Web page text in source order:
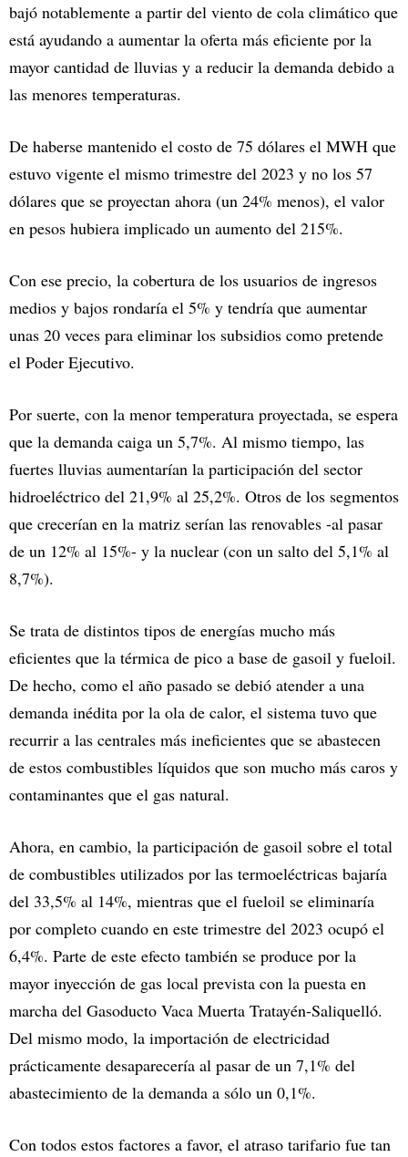
bajó notablemente a partir del viento de cola climático que
está ayudando a aumentar la oferta más eficiente por la
mayor cantidad de lluvias y a reducir la demanda debido a
las menores temperaturas.
De haberse mantenido el costo de 75 dólares el MWH que
estuvo vigente el mismo trimestre del 2023 y no los 57
dólares que se proyectan ahora (un 24% menos), el valor
en pesos hubiera implicado un aumento del 215%.
Con ese precio, la cobertura de los usuarios de ingresos
medios y bajos rondaría el 5% y tendría que aumentar
unas 20 veces para eliminar los subsidios como pretende
el Poder Ejecutivo.
Por suerte, con la menor temperatura proyectada, se espera
que la demanda caiga un 5,7%. Al mismo tiempo, las
fuertes lluvias aumentarían la participación del sector
hidroeléctrico del 21,9% al 25,2%. Otros de los segmentos
que crecerían en la matriz serían las renovables -al pasar
de un 12% al 15%- y la nuclear (con un salto del 5,1% al
8,7%).
Se trata de distintos tipos de energías mucho más
eficientes que la térmica de pico a base de gasoil y fueloil.
De hecho, como el año pasado se debió atender a una
demanda inédita por la ola de calor, el sistema tuvo que
recurrir a las centrales más ineficientes que se abastecen
de estos combustibles líquidos que son mucho más caros y
contaminantes que el gas natural.
Ahora, en cambio, la participación de gasoil sobre el total
de combustibles utilizados por las termoeléctricas bajaría
del 33,5% al 14%, mientras que el fueloil se eliminaría
por completo cuando en este trimestre del 2023 ocupó el
6,4%. Parte de este efecto también se produce por la
mayor inyección de gas local prevista con la puesta en
marcha del Gasoducto Vaca Muerta Tratayén-Saliquelló.
Del mismo modo, la importación de electricidad
prácticamente desaparecería al pasar de un 7,1% del
abastecimiento de la demanda a sólo un 0,1%.
Con todos estos factores a favor, el atraso tarifario fue tan